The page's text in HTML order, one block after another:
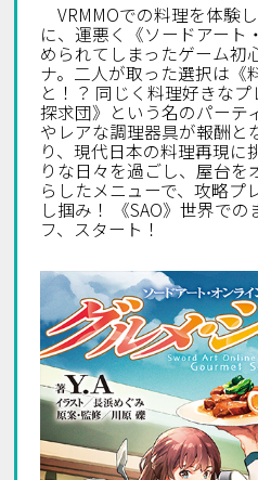
VRMMOでの料理を体験
に、運悪く《ソードアート
められてしまったゲーム初
ナ。二人が取った選択は――
と！？ 同じく料理好きな
探求団》という名のパーテ
やレアな調理器具が報酬と
り、現代日本の料理再現
りな日々を過ごし、屋台を
らしたメニューで、攻略プ
し掴み！ 《SAO》世界で
フ、スタート！